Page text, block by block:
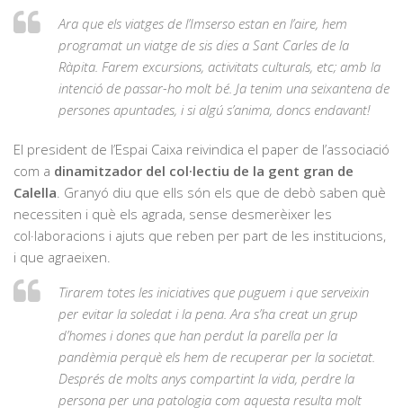
Ara que els viatges de l’Imserso estan en l’aire, hem
programat un viatge de sis dies a Sant Carles de la
Ràpita. Farem excursions, activitats culturals, etc; amb la
intenció de passar-ho molt bé. Ja tenim una seixantena de
persones apuntades, i si algú s’anima, doncs endavant!
El president de l’Espai Caixa reivindica el paper de l’associació
com a dinamitzador del col·lectiu de la gent gran de
Calella . Granyó diu que ells són els que de debò saben què
necessiten i què els agrada, sense desmerèixer les
col·laboracions i ajuts que reben per part de les institucions,
i que agraeixen.
Tirarem totes les iniciatives que puguem i que serveixin
per evitar la soledat i la pena. Ara s’ha creat un grup
d’homes i dones que han perdut la parella per la
pandèmia perquè els hem de recuperar per la societat.
Després de molts anys compartint la vida, perdre la
persona per una patologia com aquesta resulta molt